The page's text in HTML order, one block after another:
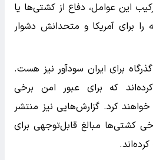
این عوامل، دفاع از کشتی‌ها یا
را برای آمریکا و متحدانش دشوار
برای ایران سودآور نیز هست.
که برای عبور امن برخی
کرد. گزارش‌هایی نیز منتشر
کشتی‌ها مبالغ قابل‌توجهی برای